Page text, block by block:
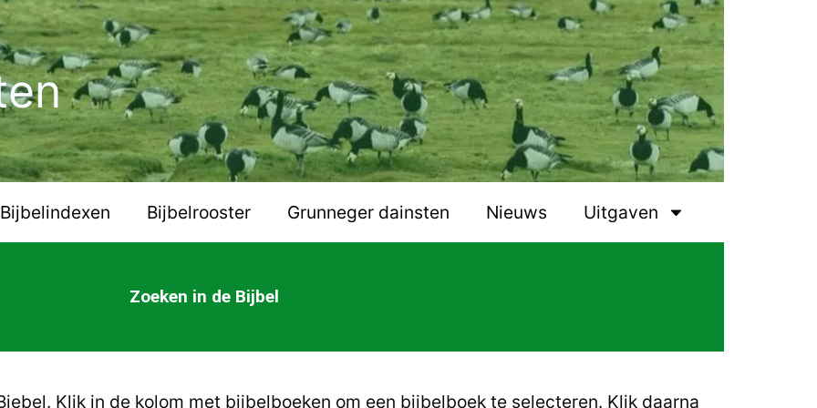
Bijbelindexen Bijbelrooster Grunneger dainsten Nieuws Uitgaven
Zoeken in de Bijbel
Klik in de kolom met bijbelboeken om een bijbelboek te selecteren. Klik daarna